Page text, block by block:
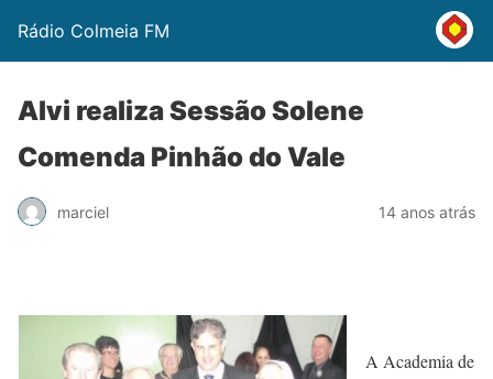
Rádio Colmeia FM
Alvi realiza Sessão Solene
Comenda Pinhão do Vale
marciel 14 anos atrás
A Academia de